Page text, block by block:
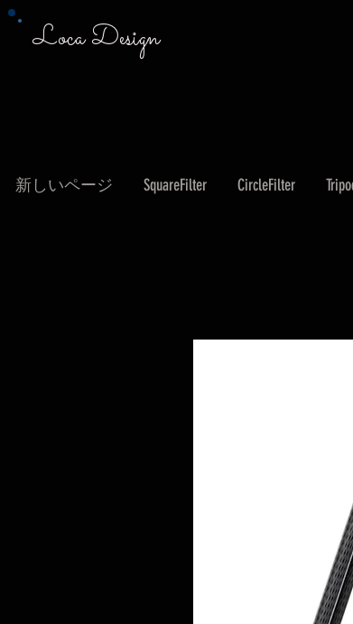
Loca Design
新しいページ SquareFilter CircleFilter